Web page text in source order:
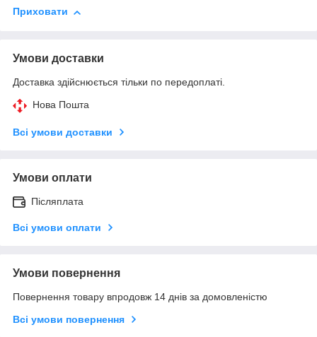
Приховати
Умови доставки
Доставка здійснюється тільки по передоплаті.
Нова Пошта
Всі умови доставки
Умови оплати
Післяплата
Всі умови оплати
Умови повернення
Повернення товару впродовж 14 днів за домовленістю
Всі умови повернення